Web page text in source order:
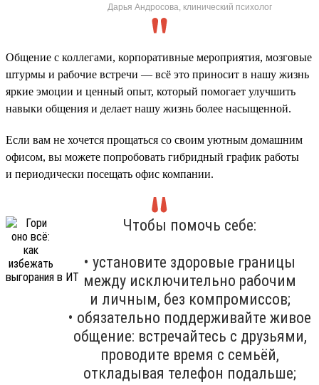
Дарья Андросова, клинический психолог
Общение с коллегами, корпоративные мероприятия, мозговые
штурмы и рабочие встречи — всё это приносит в нашу жизнь
яркие эмоции и ценный опыт, который помогает улучшить
навыки общения и делает нашу жизнь более насыщенной.
Если вам не хочется прощаться со своим уютным домашним
офисом, вы можете попробовать гибридный график работы
и периодически посещать офис компании.
Чтобы помочь себе:
• установите здоровые границы
между исключительно рабочим
и личным, без компромиссов;
• обязательно поддерживайте живое
общение: встречайтесь с друзьями,
проводите время с семьёй,
откладывая телефон подальше;